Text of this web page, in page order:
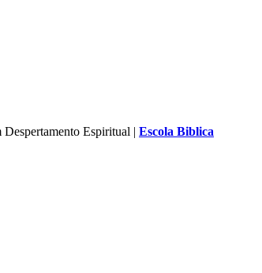
Espiritual | Escola Biblica